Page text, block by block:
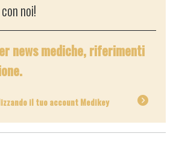
noi!
news mediche, riferimenti
il tuo account Medikey